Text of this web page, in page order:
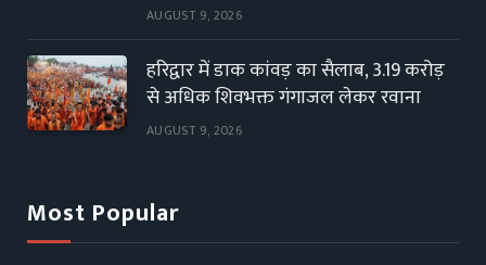
AUGUST 9, 2026
हरिद्वार में डाक कांवड़ का सैलाब, 3.19 करोड़
से अधिक शिवभक्त गंगाजल लेकर रवाना
AUGUST 9, 2026
Most Popular